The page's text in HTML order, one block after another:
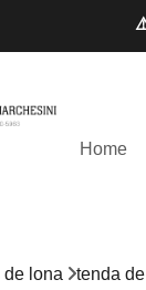
Home
de lona tenda